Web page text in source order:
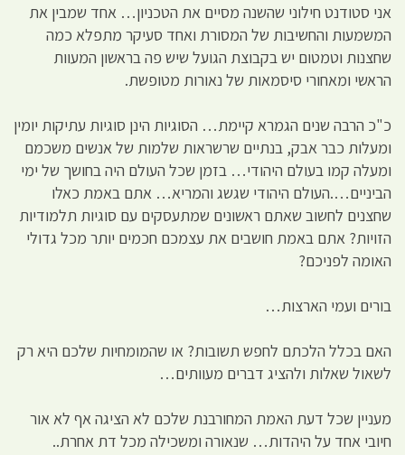
אני סטודנט חילוני שהשנה מסיים את הטכניון… אחד שמבין את
המשמעות והחשיבות של המסורת ואחד סעיקר מתפלא כמה
שחצנות וטמטום יש בקבוצת הגועל שיש פה בראשון המעוות
הראשי ומאחורי סיסמאות של נאורות מטופשת.
כ"כ הרבה שנים הגמרא קיימת… הסוגיות הינן סוגיות עתיקות יומין
ומעלות כבר אבק, בנתיים שרשראות שלמות של אנשים משכמם
ומעלה קמו בעולם היהודי… בזמן שכל העולם היה בחושך של ימי
הביניים….העולם היהודי שגשג והמריא… אתם באמת כאלו
שחצנים לחשוב שאתם ראשונים שמתעסקים עם סוגיות תלמודיות
הזויות? אתם באמת חושבים את עצמכם חכמים יותר מכל גדולי
האומה לפניכם?
בורים ועמי הארצות…
האם בכלל הלכתם לחפש תשובות? או שהמומחיות שלכם היא רק
לשאול שאלות ולהציג דברים מעוותים…
מעניין שכל דעת האמת המחורבנת שלכם לא הציגה אף לא אור
חיובי אחד על היהדות… שנאורה ומשכילה מכל דת אחרת..